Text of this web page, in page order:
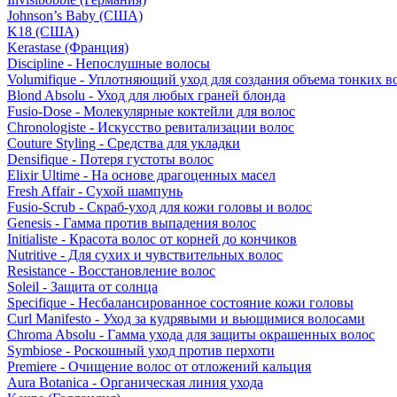
Johnson’s Baby (США)
K18 (США)
Kerastase (Франция)
Discipline - Непослушные волосы
Volumifique - Уплотняющий уход для создания объема тонких
Blond Absolu - Уход для любых граней блонда
Fusio-Dose - Молекулярные коктейли для волос
Chronologiste - Искусство ревитализации волос
Couture Styling - Средства для укладки
Densifique - Потеря густоты волос
Elixir Ultime - На основе драгоценных масел
Fresh Affair - Сухой шампунь
Fusio-Scrub - Скраб-уход для кожи головы и волос
Genesis - Гамма против выпадения волос
Initialiste - Красота волос от корней до кончиков
Nutritive - Для сухих и чувствительных волос
Resistance - Восстановление волос
Soleil - Защита от солнца
Specifique - Несбалансированное состояние кожи головы
Curl Manifesto - Уход за кудрявыми и вьющимися волосами
Chroma Absolu - Гамма ухода для защиты окрашенных волос
Symbiose - Роскошный уход против перхоти
Premiere - Очищение волос от отложений кальция
Aura Botanica - Органическая линия ухода